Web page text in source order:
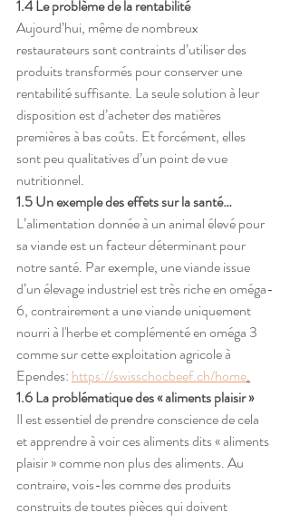
1.4 Le problème de la rentabilité
Aujourd’hui, même de nombreux
restaurateurs sont contraints d’utiliser des
produits transformés pour conserver une
rentabilité suffisante. La seule solution à leur
disposition est d’acheter des matières
premières à bas coûts. Et forcément, elles
sont peu qualitatives d’un point de vue
nutritionnel.
1.5 Un exemple des effets sur la santé…
L’alimentation donnée à un animal élevé pour
sa viande est un facteur déterminant pour
notre santé. Par exemple, une viande issue
d’un élevage industriel est très riche en oméga-
6, contrairement a une viande uniquement
nourri à l'herbe et complémenté en oméga 3
comme sur cette exploitation agricole à
Ependes: https://swisschocbeef.ch/home.
1.6 La problématique des « aliments plaisir »
Il est essentiel de prendre conscience de cela
et apprendre à voir ces aliments dits « aliments
plaisir » comme non plus des aliments. Au
contraire, vois-les comme des produits
construits de toutes pièces qui doivent